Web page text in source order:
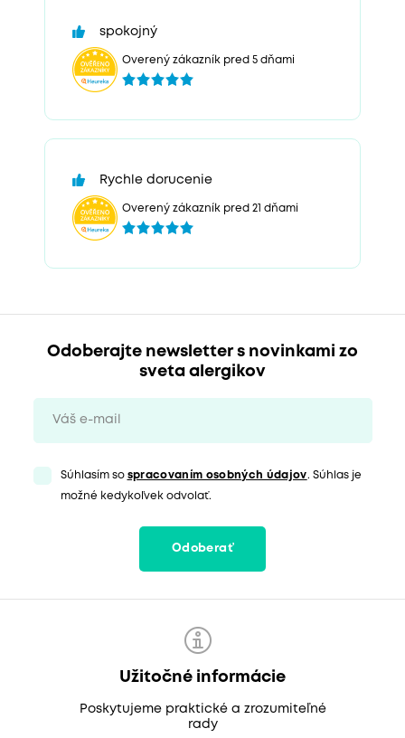
spokojný
Overený zákazník pred 5 dňami
Rychle dorucenie
Overený zákazník pred 21 dňami
Odoberajte newsletter s novinkami zo
sveta alergikov
Súhlasím so spracovaním osobných údajov. Súhlas je
možné kedykoľvek odvolať.
Odoberať
Užitočné informácie
Poskytujeme praktické a zrozumiteľné
rady